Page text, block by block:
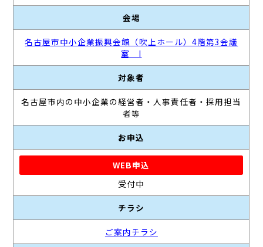
会場
名古屋市中小企業振興会館（吹上ホール）4階第3会議
室 I
対象者
名古屋市内の中小企業の経営者・人事責任者・採用担当
者等
お申込
WEB申込
受付中
チラシ
ご案内チラシ